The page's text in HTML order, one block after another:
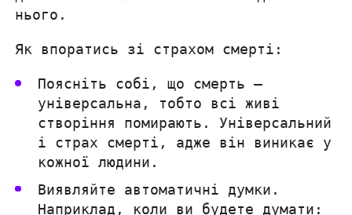
нього.
Як впоратись зі страхом смерті:
Поясніть собі, що смерть —
універсальна, тобто всі живі
створіння помирають. Універсальний
і страх смерті, адже він виникає у
кожної людини.
Виявляйте автоматичні думки.
Наприклад, коли ви будете думати: